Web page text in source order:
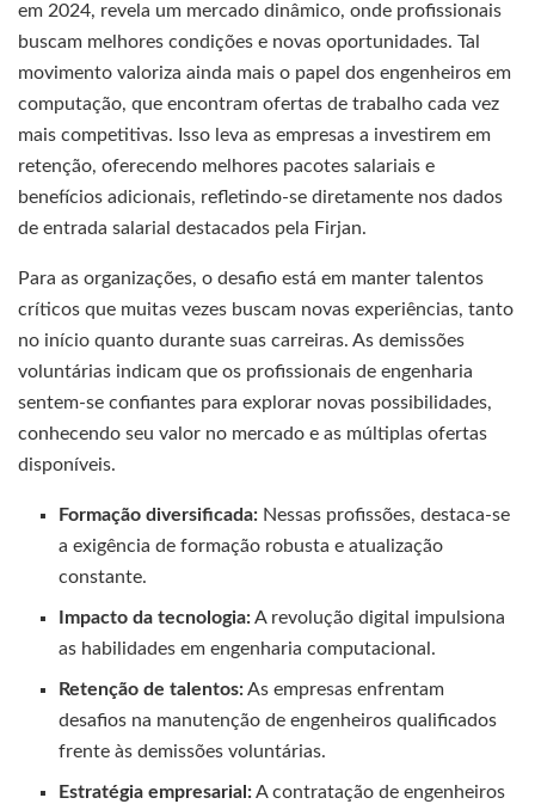
em 2024, revela um mercado dinâmico, onde profissionais
buscam melhores condições e novas oportunidades. Tal
movimento valoriza ainda mais o papel dos engenheiros em
computação, que encontram ofertas de trabalho cada vez
mais competitivas. Isso leva as empresas a investirem em
retenção, oferecendo melhores pacotes salariais e
benefícios adicionais, refletindo-se diretamente nos dados
de entrada salarial destacados pela Firjan.
Para as organizações, o desafio está em manter talentos
críticos que muitas vezes buscam novas experiências, tanto
no início quanto durante suas carreiras. As demissões
voluntárias indicam que os profissionais de engenharia
sentem-se confiantes para explorar novas possibilidades,
conhecendo seu valor no mercado e as múltiplas ofertas
disponíveis.
Formação diversificada: Nessas profissões, destaca-se
a exigência de formação robusta e atualização
constante.
Impacto da tecnologia:A revolução digital impulsiona
as habilidades em engenharia computacional.
Retenção de talentos:As empresas enfrentam
desafios na manutenção de engenheiros qualificados
frente às demissões voluntárias.
Estratégia empresarial:A contratação de engenheiros